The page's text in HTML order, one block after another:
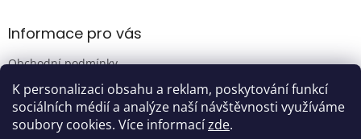
K personalizaci obsahu a reklam, poskytování funkcí
sociálních médií a analýze naší návštěvnosti využíváme
soubory cookies. Více informacízde.
Informace pro vás
Obchodní podmínky
Podmínky ochrany osobních údajů